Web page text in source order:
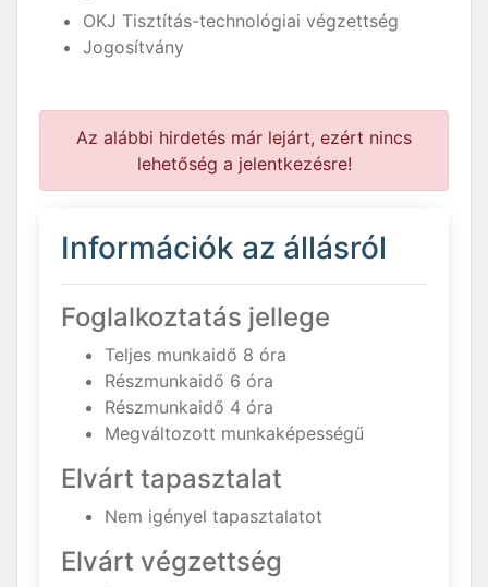
OKJ Tisztítás-technológiai végzettség
Jogosítvány
Az alábbi hirdetés már lejárt, ezért nincs
lehetőség a jelentkezésre!
Információk az állásról
Foglalkoztatás jellege
Teljes munkaidő 8 óra
Részmunkaidő 6 óra
Részmunkaidő 4 óra
Megváltozott munkaképességű
Elvárt tapasztalat
Nem igényel tapasztalatot
Elvárt végzettség